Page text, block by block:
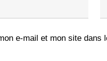
e-mail et mon site dans